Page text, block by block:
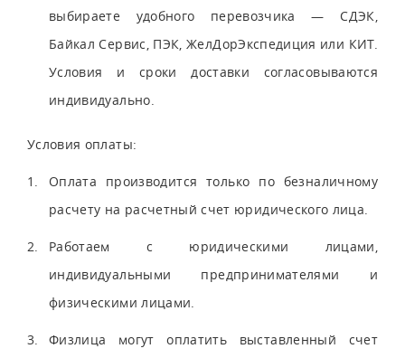
выбираете удобного перевозчика — СДЭК,
Байкал Сервис, ПЭК, ЖелДорЭкспедиция или КИТ.
Условия и сроки доставки согласовываются
индивидуально.
Условия оплаты:
Оплата производится только по безналичному
расчету на расчетный счет юридического лица.
Работаем с юридическими лицами,
индивидуальными предпринимателями и
физическими лицами.
Физлица могут оплатить выставленный счет